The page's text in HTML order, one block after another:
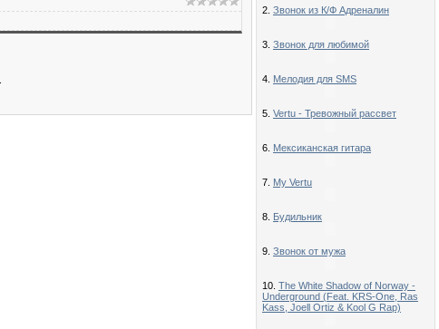
2. Звонок из К/Ф Адреналин
3. Звонок для любимой
4. Мелодия для SMS
5. Vertu - Тревожный рассвет
6. Мексиканская гитара
7. My Vertu
8. Будильник
9. Звонок от мужа
10. The White Shadow of Norway -
Underground (Feat. KRS-One, Ras
Kass, Joell Ortiz & Kool G Rap)